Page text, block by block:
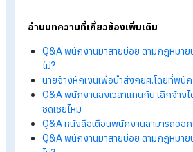
Blog > Q&A นายจ้างสามารถสั่งตรวจส
งานในบางลักษณะที่จำเป็น
และมาตรฐานในที่ทำงาน น
ให้พนักงานตรวจสารเสพติ
บทความนี้มีคำตอบ